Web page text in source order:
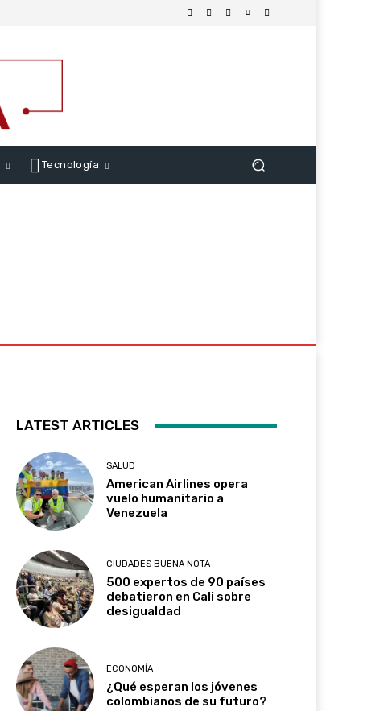
Tecnología
LATEST ARTICLES
SALUD
American Airlines opera
vuelo humanitario a
Venezuela
CIUDADES BUENA NOTA
500 expertos de 90 países
debatieron en Cali sobre
desigualdad
ECONOMÍA
¿Qué esperan los jóvenes
colombianos de su futuro?